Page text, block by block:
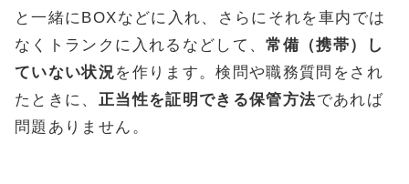
と一緒にBOXなどに入れ、さらにそれを車内では
なくトランクに入れるなどして、常備（携帯）し
ていない状況を作ります。検問や職務質問をされ
たときに、 正当性を証明できる保管方法であれば
問題ありません。